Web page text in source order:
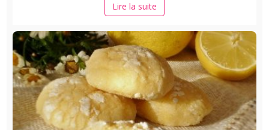
Lire la suite